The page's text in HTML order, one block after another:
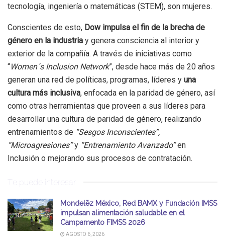
tecnología, ingeniería o matemáticas (STEM), son mujeres.
Conscientes de esto, Dow impulsa el fin de la brecha de
género en la industria y genera consciencia al interior y
exterior de la compañía. A través de iniciativas como
“Women´s Inclusion Network”, desde hace más de 20 años
generan una red de políticas, programas, líderes y una
cultura más inclusiva, enfocada en la paridad de género, así
como otras herramientas que proveen a sus líderes para
desarrollar una cultura de paridad de género, realizando
entrenamientos de “Sesgos Inconscientes”,
“Microagresiones”y “Entrenamiento Avanzado”en
Inclusión o mejorando sus procesos de contratación.
Te puede interesar
Mondelēz México, Red BAMX y Fundación IMSS
impulsan alimentación saludable en el
Campamento FIMSS 2026
AGOSTO 6, 2026